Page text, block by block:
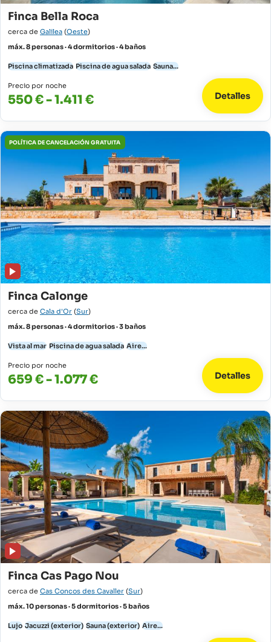
Finca Bella Roca
cerca de Galilea (Oeste)
máx. 8 personas · 4 dormitorios · 4 baños
Piscina climatizada Piscina de agua salada Sauna...
Precio por noche
550 € - 1.411 € Detalles
POLÍTICA DE CANCELACIÓN GRATUITA
Finca Calonge
cerca de Cala d'Or (Sur)
máx. 8 personas · 4 dormitorios · 3 baños
Vista al mar Piscina de agua salada Aire...
Precio por noche
659 € - 1.077 € Detalles
Finca Cas Pago Nou
cerca de Cas Concos des Cavaller (Sur)
máx. 10 personas · 5 dormitorios · 5 baños
Lujo Jacuzzi (exterior) Sauna (exterior) Aire...